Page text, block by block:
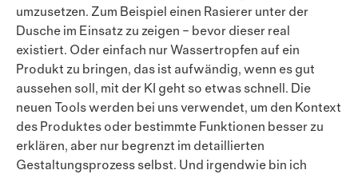
umzuset­zen. Zum Beispiel einen Rasierer unter der
Dusche im Einsatz zu zeigen – bevor dieser real
existiert. Oder einfach nur Wassertropfen auf ein
Produkt zu bringen, das ist aufwändig, wenn es gut
aussehen soll, mit der KI geht so etwas schnell. Die
neuen Tools werden bei uns verwendet, um den Kontext
des Produktes oder bestimmte Funktionen besser zu
erklären, aber nur begrenzt im detaillierten
Gestaltungsprozess selbst. Und irgendwie bin ich